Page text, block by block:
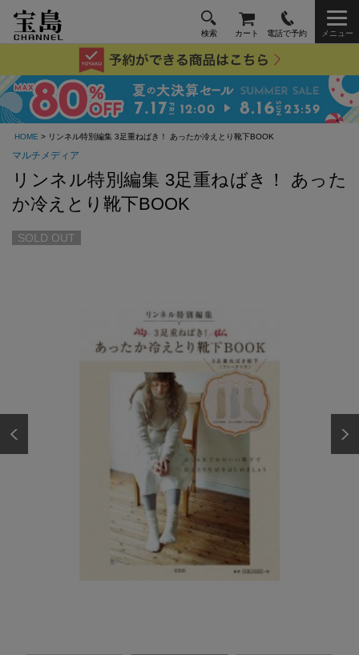
検索 カート 電話で予約 メニュー
HOME > リンネル特別編集 3足重ねばき！ あったか冷えとり靴下BOOK
マルチメディア
リンネル特別編集 3足重ねばき！ あった
か冷えとり靴下BOOK
SOLD OUT